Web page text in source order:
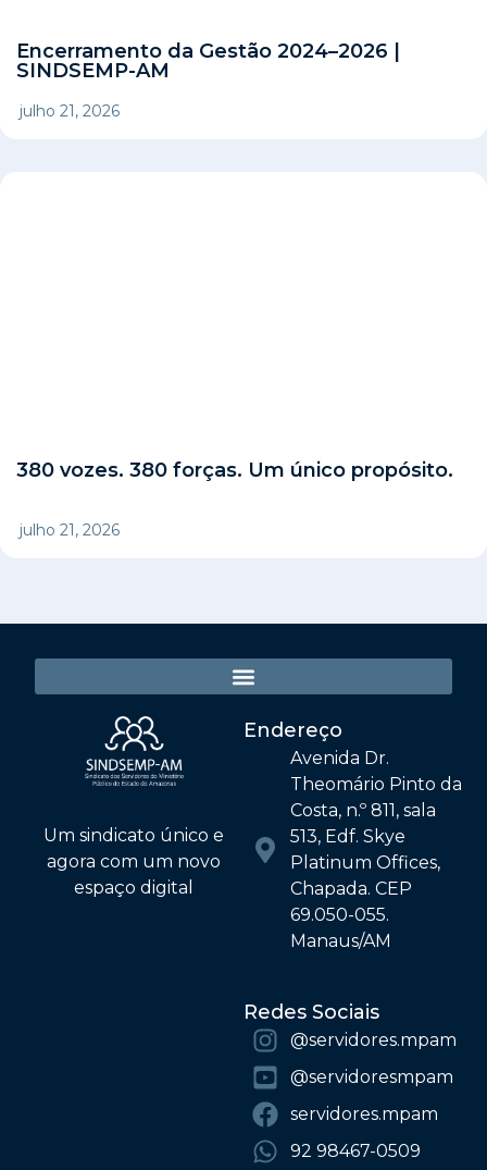
Encerramento da Gestão 2024–2026 |
SINDSEMP-AM
julho 21, 2026
380 vozes. 380 forças. Um único propósito.
julho 21, 2026
Um sindicato único e
agora com um novo
espaço digital
Endereço
Avenida Dr.
Theomário Pinto da
Costa, n.º 811, sala
513, Edf. Skye
Platinum Offices,
Chapada. CEP
69.050-055.
Manaus/AM
Redes Sociais
@‌servidores.mpam
@‌servidoresmpam
servidores.mpam
92 98467-0509